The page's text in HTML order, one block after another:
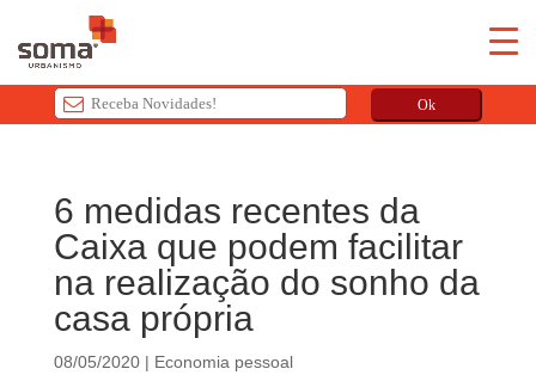
Ok
i
s
i
e
l
6 medidas recentes da
Caixa que podem facilitar
na realização do sonho da
casa própria
08/05/2020| Economia pessoal